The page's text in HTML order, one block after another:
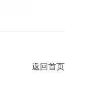
返回首页